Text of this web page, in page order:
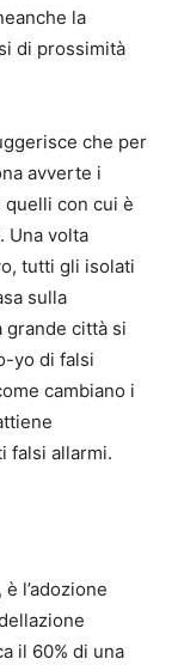
la
di prossimità
che per
avverte i
quelli con cui è
Una volta
tutti gli isolati
sulla
grande città si
yo di falsi
cambiano i
falsi allarmi.
l’adozione
il 60% di una